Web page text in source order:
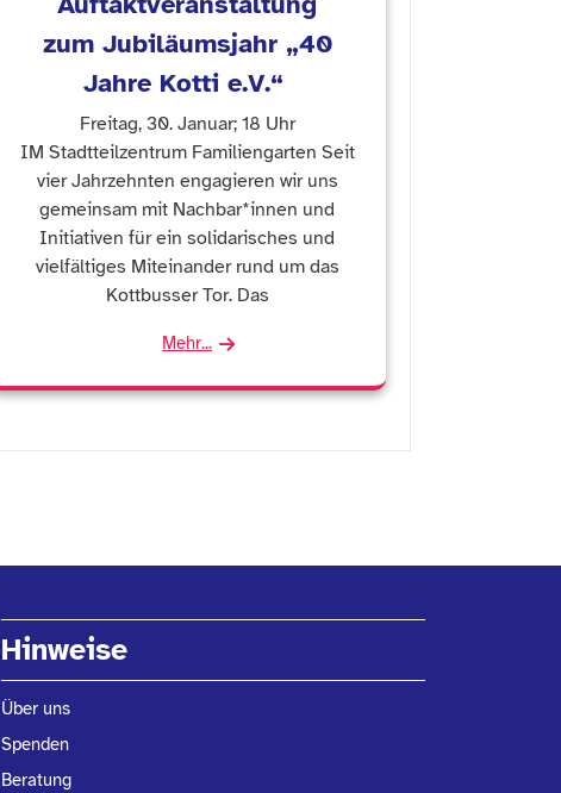
zum Jubiläumsjahr „40
Jahre Kotti e.V.“
Freitag, 30. Januar; 18 Uhr
IM Stadtteilzentrum Familiengarten Seit
vier Jahrzehnten engagieren wir uns
gemeinsam mit Nachbar*innen und
Initiativen für ein solidarisches und
vielfältiges Miteinander rund um das
Kottbusser Tor. Das
Mehr...
Hinweise
Über uns
Spenden
Beratung